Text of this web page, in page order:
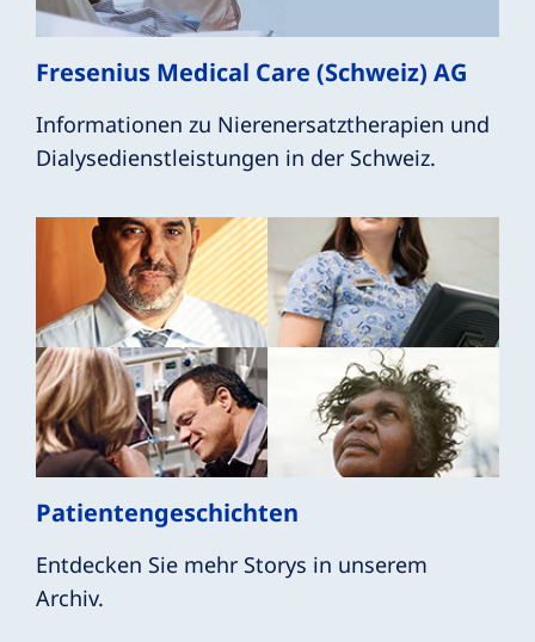
Fresenius Medical Care (Schweiz) AG
Informationen zu Nierenersatztherapien und
Dialysedienstleistungen in der Schweiz.
Patientengeschichten
Entdecken Sie mehr Storys in unserem
Archiv.